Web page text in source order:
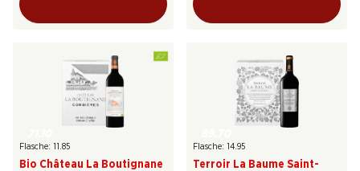
Flasche: 11.85
Bio Château La Boutignane
Flasche: 14.95
Terroir La Baume Saint-